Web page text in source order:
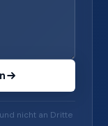
nicht an Dritte